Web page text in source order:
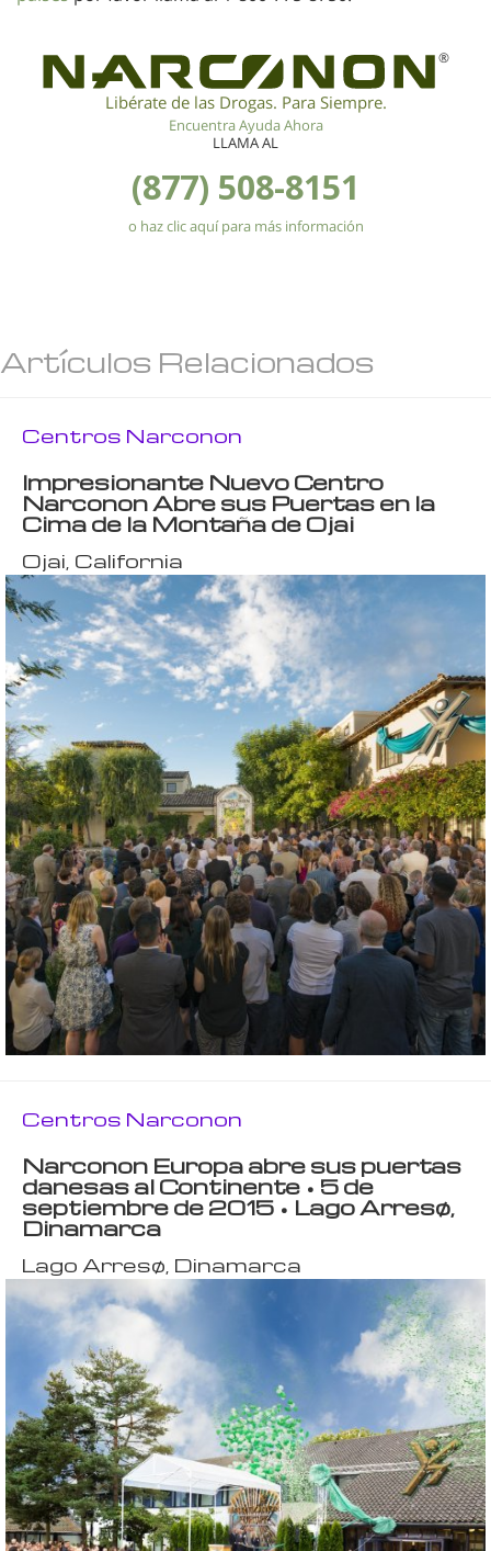
®
Libérate de las Drogas. Para Siempre.
Encuentra Ayuda Ahora
LLAMA AL
(877) 508-8151
o haz clic aquí para más información
Artículos Relacionados
Centros Narconon
Impresionante Nuevo Centro
Narconon Abre sus Puertas en la
Cima de la Montaña de Ojai
Ojai, California
Centros Narconon
Narconon Europa abre sus puertas
danesas al Continente • 5 de
septiembre de 2015 • Lago Arresø,
Dinamarca
Lago Arresø, Dinamarca